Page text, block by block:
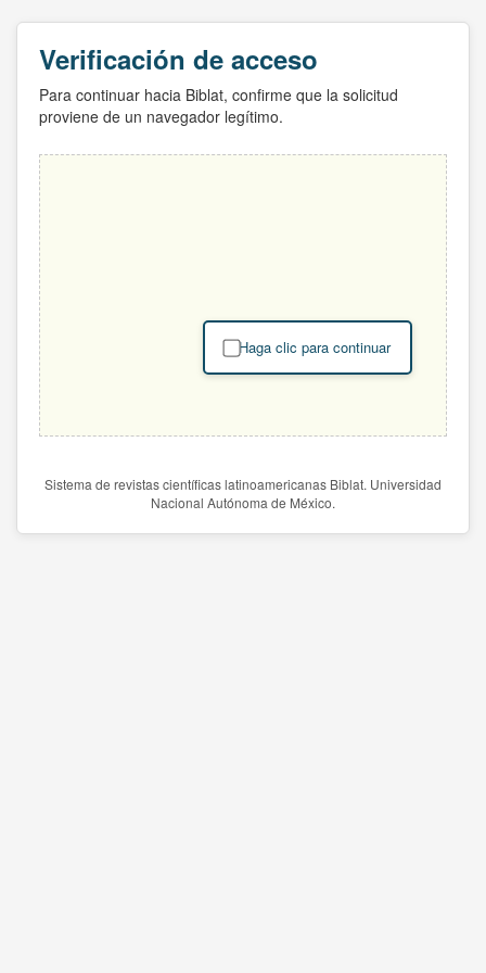
Verificación de acceso
Para continuar hacia Biblat, confirme que la solicitud
proviene de un navegador legítimo.
Haga clic para continuar
Sistema de revistas científicas latinoamericanas Biblat. Universidad
Nacional Autónoma de México.